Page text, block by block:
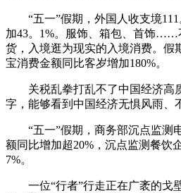
“五一”假期，外国人收支境111
加43。1%。服饰、箱包、首饰……
货，入境逛为现实的入境消费。假
宝消费金额同比客岁增加180%。
关税乱拳打乱不了中国经济高
字，能够看到中国经济无惧风雨
“五一”假期，商务部沉点监测
额同比增加超20%，沉点监测餐饮
7%。
一位“行者”行走正在广袤的戈